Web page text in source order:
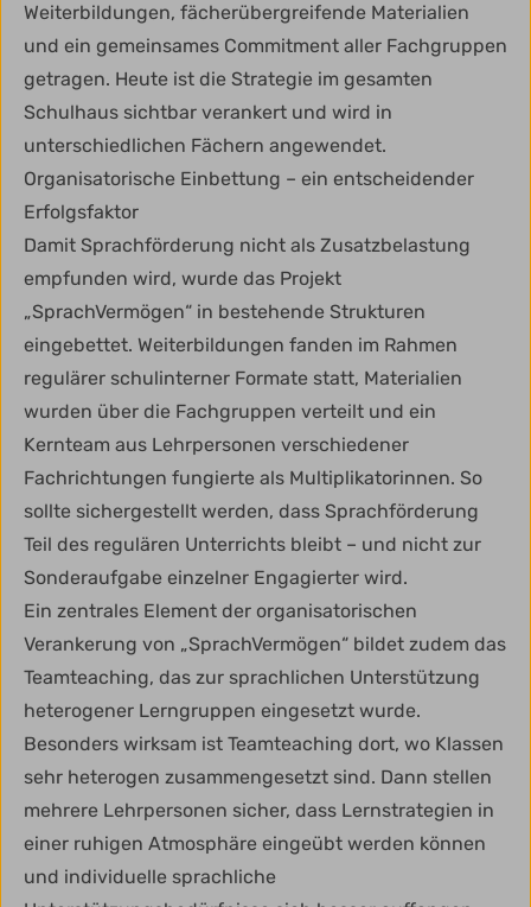
Weiterbildungen, fächerübergreifende Materialien
und ein gemeinsames Commitment aller Fachgruppen
getragen. Heute ist die Strategie im gesamten
Schulhaus sichtbar verankert und wird in
unterschiedlichen Fächern angewendet.
Organisatorische Einbettung – ein entscheidender
Erfolgsfaktor
Damit Sprachförderung nicht als Zusatzbelastung
empfunden wird, wurde das Projekt
„SprachVermögen“ in bestehende Strukturen
eingebettet. Weiterbildungen fanden im Rahmen
regulärer schulinterner Formate statt, Materialien
wurden über die Fachgruppen verteilt und ein
Kernteam aus Lehrpersonen verschiedener
Fachrichtungen fungierte als Multiplikatorinnen. So
sollte sichergestellt werden, dass Sprachförderung
Teil des regulären Unterrichts bleibt – und nicht zur
Sonderaufgabe einzelner Engagierter wird.
Ein zentrales Element der organisatorischen
Verankerung von „SprachVermögen“ bildet zudem das
Teamteaching, das zur sprachlichen Unterstützung
heterogener Lerngruppen eingesetzt wurde.
Besonders wirksam ist Teamteaching dort, wo Klassen
sehr heterogen zusammengesetzt sind. Dann stellen
mehrere Lehrpersonen sicher, dass Lernstrategien in
einer ruhigen Atmosphäre eingeübt werden können
und individuelle sprachliche